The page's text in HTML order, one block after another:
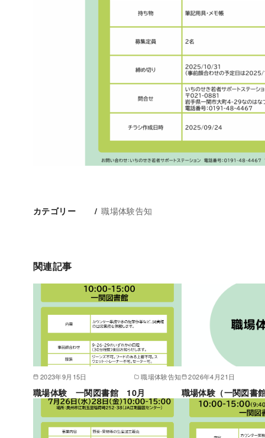
カテゴリー 職場体験告知
関連記事
2023年9月15日 職場体験告知
職場体験 一関図書館 10月
2026年4月21日
職場体験（一関図書